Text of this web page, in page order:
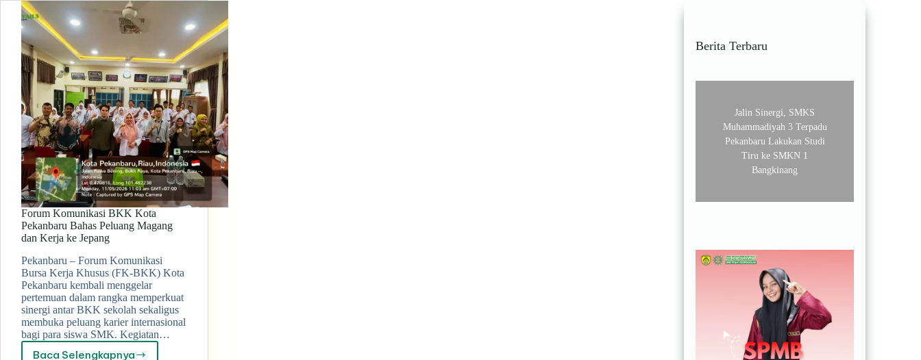
Forum Komunikasi BKK Kota
Pekanbaru Bahas Peluang Magang
dan Kerja ke Jepang
Pekanbaru – Forum Komunikasi
Bursa Kerja Khusus (FK-BKK) Kota
Pekanbaru kembali menggelar
pertemuan dalam rangka memperkuat
sinergi antar BKK sekolah sekaligus
membuka peluang karier internasional
bagi para siswa SMK. Kegiatan…
Baca Selengkapnya
Berita Terbaru
Jalin Sinergi, SMKS
Muhammadiyah 3 Terpadu
Pekanbaru Lakukan Studi
Tiru ke SMKN 1
Bangkinang